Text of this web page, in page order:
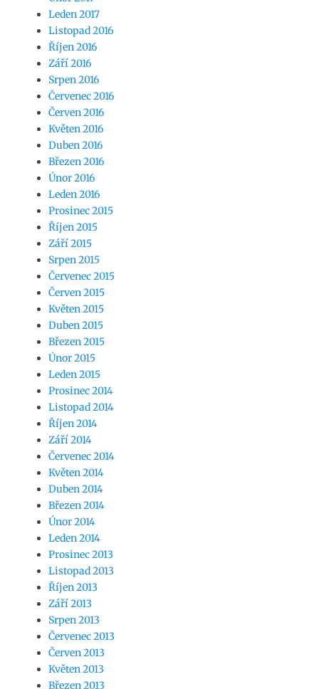
Leden 2017
Listopad 2016
Říjen 2016
Září 2016
Srpen 2016
Červenec 2016
Červen 2016
Květen 2016
Duben 2016
Březen 2016
Únor 2016
Leden 2016
Prosinec 2015
Říjen 2015
Září 2015
Srpen 2015
Červenec 2015
Červen 2015
Květen 2015
Duben 2015
Březen 2015
Únor 2015
Leden 2015
Prosinec 2014
Listopad 2014
Říjen 2014
Září 2014
Červenec 2014
Květen 2014
Duben 2014
Březen 2014
Únor 2014
Leden 2014
Prosinec 2013
Listopad 2013
Říjen 2013
Září 2013
Srpen 2013
Červenec 2013
Červen 2013
Květen 2013
Březen 2013